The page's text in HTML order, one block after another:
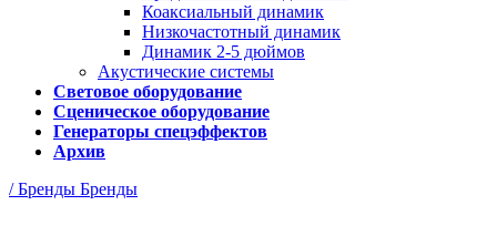
Коаксиальный динамик
Низкочастотный динамик
Динамик 2-5 дюймов
Акустические системы
Световое оборудование
Сценическое оборудование
Генераторы спецэффектов
Архив
/ Бренды Бренды